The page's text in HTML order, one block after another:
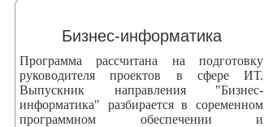
Бизнес-информатика
Программа рассчитана на подготовку
руководителя проектов в сфере ИТ.
Выпускник направления "Бизнес-
информатика" разбирается в соременном
программном обеспечении и